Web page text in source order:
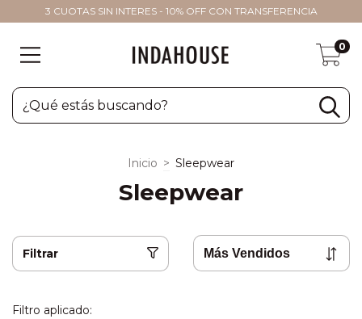
3 CUOTAS SIN INTERES - 10% OFF CON TRANSFERENCIA
0
Inicio > Sleepwear
Sleepwear
Filtrar
Filtro aplicado: